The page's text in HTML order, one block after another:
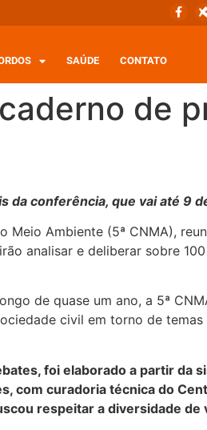
SAÚDE CONTATO
de
conferência, que vai até 9
Meio Ambiente (5ª CNMA),
analisar e deliberar sobre
de quase um ano, a 5ª
civil em torno de
foi elaborado a partir da
com curadoria técnica do
respeitar a diversidade de